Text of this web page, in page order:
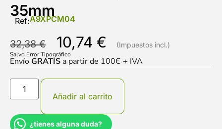
35mm
Ref:A9XPCM04
32,38€ 10,74 €
Salvo Error Tipográfico
EnvíoGRATIS a partir de 100Є + IVA
Añadir al carrito
¿tienes alguna duda?